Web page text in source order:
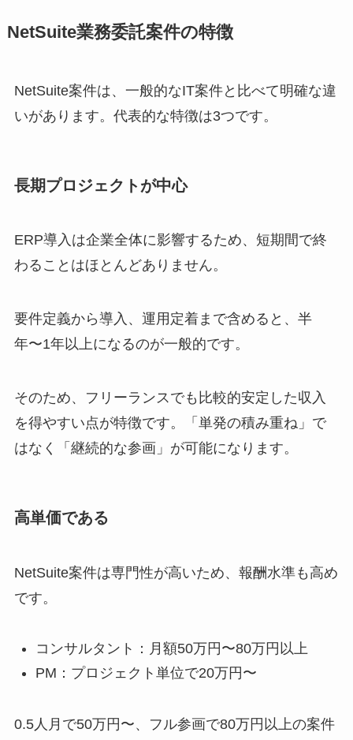
NetSuite業務委託案件の特徴
NetSuite案件は、一般的なIT案件と比べて明確な違
いがあります。代表的な特徴は3つです。
長期プロジェクトが中心
ERP導入は企業全体に影響するため、短期間で終
わることはほとんどありません。
要件定義から導入、運用定着まで含めると、半
年〜1年以上になるのが一般的です。
そのため、フリーランスでも比較的安定した収入
を得やすい点が特徴です。「単発の積み重ね」で
はなく「継続的な参画」が可能になります。
高単価である
NetSuite案件は専門性が高いため、報酬水準も高め
です。
コンサルタント：月額50万円〜80万円以上
PM：プロジェクト単位で20万円〜
0.5人月で50万円〜、フル参画で80万円以上の案件